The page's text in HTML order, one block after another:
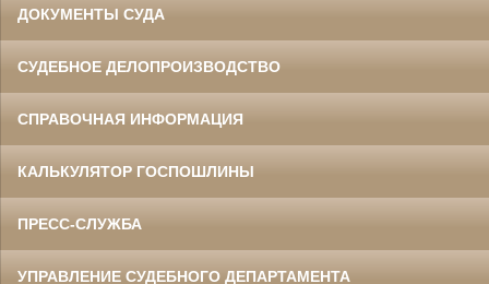
ДОКУМЕНТЫ СУДА
СУДЕБНОЕ ДЕЛОПРОИЗВОДСТВО
СПРАВОЧНАЯ ИНФОРМАЦИЯ
КАЛЬКУЛЯТОР ГОСПОШЛИНЫ
ПРЕСС-СЛУЖБА
УПРАВЛЕНИЕ СУДЕБНОГО ДЕПАРТАМЕНТА